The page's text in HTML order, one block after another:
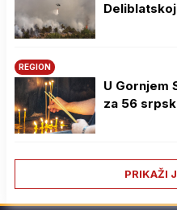
REGION
U Gornjem
za 56
PRIKAŽI